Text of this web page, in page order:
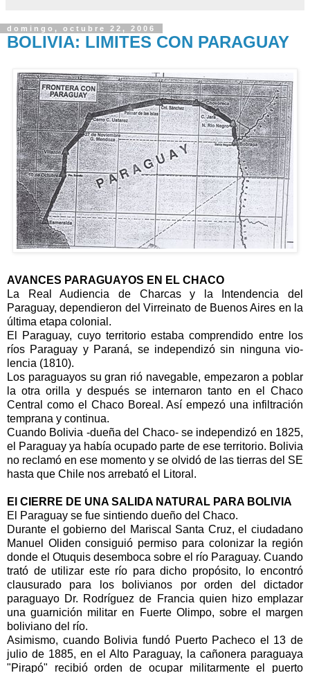
domingo, octubre 22, 2006
BOLIVIA: LIMITES CON PARAGUAY
AVANCES PARAGUAYOS EN EL CHACO
La Real Audiencia de Charcas y la Intendencia del
Paraguay, dependieron del Virreinato de Buenos Aires en la
última etapa colonial.
El Paraguay, cu­yo territorio estaba comprendido entre los
ríos Paraguay y Paraná, se indepen­dizó sin ninguna vio­
lencia (1810).
Los paraguayos su gran rió navegable, empeza­ron a poblar
la otra orilla y después se in­ternaron tanto en el Chaco
Central como el Chaco Boreal. Así empezó una infiltración
tempra­na y continua.
Cuando Bolivia -dueña del Chaco- se independizó en 1825,
el Paraguay ya había ocupado parte de ese territorio. Bolivia
no reclamó en ese momento y se ol­vidó de las tierras del SE
hasta que Chile nos arreba­tó el Litoral.
El CIERRE DE UNA SALIDA NATURAL PARA BOLIVIA
El Paraguay se fue sintiendo dueño del Chaco.
Durante el gobier­no del Mariscal Santa Cruz, el ciudadano
Manuel Oliden consi­guió permiso para co­lonizar la región
donde el Otuquis desemboca sobre el río Paraguay. Cuando
trató de utili­zar este río para dicho propósito, lo encontró
clausurado para los bolivianos por orden del dictador
paragua­yo Dr. Rodríguez de Francia quien hizo em­plazar
una guarnición militar en Fuerte Olim­po, sobre el margen
boliviano del río.
Asimismo, cuando Bolivia fundó Puerto Pacheco el 13 de
julio de 1885, en el Alto Paraguay, la cañonera paraguaya
"Pirapó" recibió orden de ocu­par militarmente el puerto